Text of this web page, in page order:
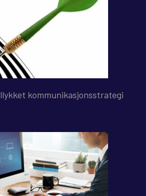
kommunikasjonsstrategi